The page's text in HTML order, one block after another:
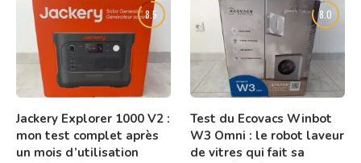
8.5
Jackery Explorer 1000 V2 :
mon test complet après
un mois d’utilisation
8.0
Test du Ecovacs Winbot
W3 Omni : le robot laveur
de vitres qui fait sa